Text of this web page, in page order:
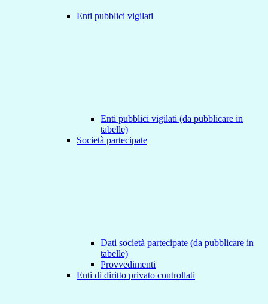
Enti pubblici vigilati
Enti pubblici vigilati (da pubblicare in
tabelle)
Società partecipate
Dati società partecipate (da pubblicare in
tabelle)
Provvedimenti
Enti di diritto privato controllati